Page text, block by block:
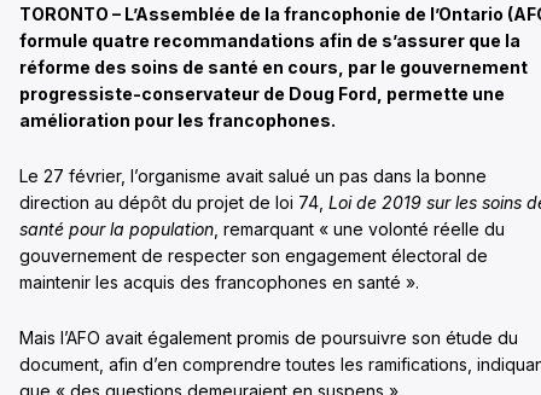
TORONTO – L’Assemblée de la francophonie de l’Ontario
formule quatre recommandations afin de s’assurer que la
réforme des soins de santé en cours, par le gouvernement
progressiste-conservateur de Doug Ford, permette une
amélioration pour les francophones.
Le 27 février, l’organisme avait salué un pas dans la bonne
direction au dépôt du projet de loi 74, Loi de 2019 sur les soins
santé pour la population , remarquant « une volonté réelle du
gouvernement de respecter son engagement électoral de
maintenir les acquis des francophones en santé ».
Mais l’AFO avait également promis de poursuivre son étude du
document, afin d’en comprendre toutes les ramifications,
que « des questions demeuraient en suspens ».